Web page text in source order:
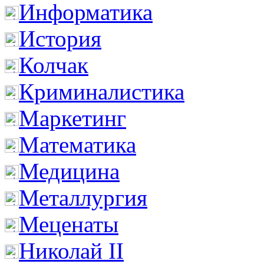
Информатика
История
Колчак
Криминалистика
Маркетинг
Математика
Медицина
Металлургия
Меценаты
Николай II